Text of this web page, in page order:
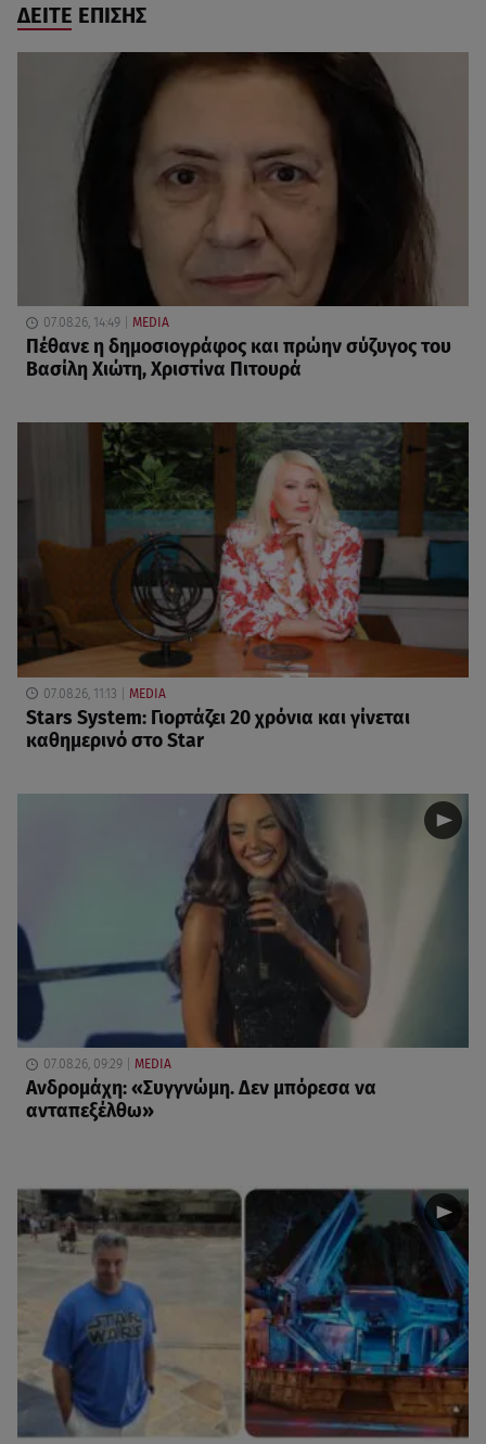
ΔΕΙΤΕ ΕΠΙΣΗΣ
07.08.26, 14:49 MEDIA
Πέθανε η δημοσιογράφος και πρώην σύζυγος του
Βασίλη Χιώτη, Χριστίνα Πιτουρά
07.08.26, 11:13 MEDIA
Stars System: Γιορτάζει 20 χρόνια και γίνεται
καθημερινό στο Star
07.08.26, 09:29 MEDIA
Ανδρομάχη: «Συγγνώμη. Δεν μπόρεσα να
ανταπεξέλθω»